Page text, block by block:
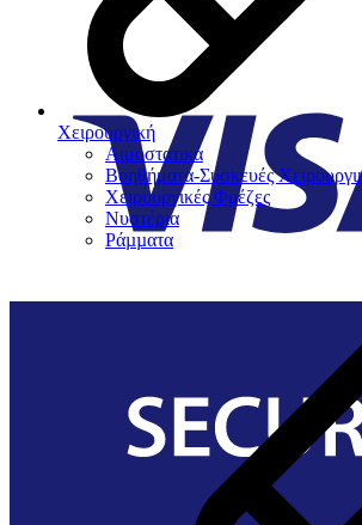
Χειρουργική
Αιμοστατικά
Βοηθήματα-Συσκευές
Χειρουργικές Φρέζες
Νυστέρια
Ράµµατα